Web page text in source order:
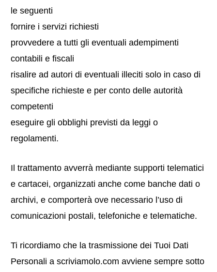
le seguenti
fornire i servizi richiesti
provvedere a tutti gli eventuali adempimenti
contabili e fiscali
risalire ad autori di eventuali illeciti solo in caso di
specifiche richieste e per conto delle autorità
competenti
eseguire gli obblighi previsti da leggi o
regolamenti.
Il trattamento avverrà mediante supporti telematici
e cartacei, organizzati anche come banche dati o
archivi, e comporterà ove necessario l’uso di
comunicazioni postali, telefoniche e telematiche.
Ti ricordiamo che la trasmissione dei Tuoi Dati
Personali a scriviamolo.com avviene sempre sotto